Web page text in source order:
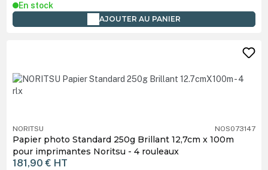
En stock
AJOUTER AU PANIER
NORITSU NOS073147
Papier photo Standard 250g Brillant 12,7cm x 100m
pour imprimantes Noritsu - 4 rouleaux
181,90 € HT